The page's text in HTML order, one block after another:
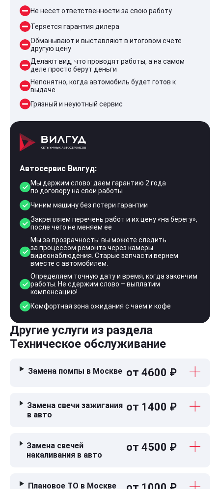
Не несет ответственности за свою работу
Теряется гарантия дилера
Обманывают и выставляют в итоговом счете
другую цену
Делают вид, что проводят работы, а на самом
деле просто берут деньги
Непонятно, когда автомобиль будет готов к
выдаче
Грязный и неуютный сервис
Автосервис Вилгуд:
Мы держим слово: даем гарантию 2 года
по договору на свои работы
Чиним машину без потери гарантии
Закрепляем перечень работ и их цену «на берегу»,
после чего не меняем ее
Мы за прозрачность: вы можете следить
за процессом ремонта через камеры
видеонаблюдения. Старые запчасти вернем
вместе с автомобилем.
Определяем точную дату и время, когда закончим
работы. Не сдержим слово – выплатим
компенсацию!
Комфортная зона ожидания с чаем и кофе
Другие услуги из раздела
Техническое обслуживание
Замена помпы в Москве от 4600 ₽
Замена свечи зажигания
в авто
от 1400 ₽
Замена свечей
накаливания в авто
от 4500 ₽
Плановое ТО в Москве